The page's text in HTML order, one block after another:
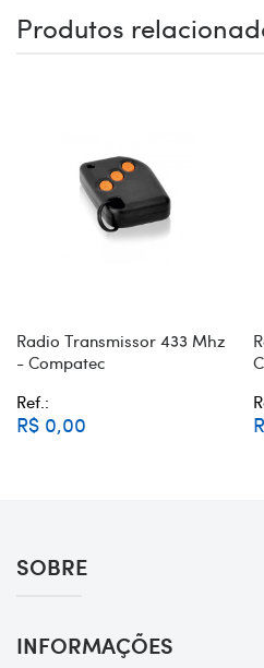
Produtos
Radio Transmissor 433 Mhz
- Compatec
Ref.:
R$ 0,00
SOBRE
INFORMAÇÕES